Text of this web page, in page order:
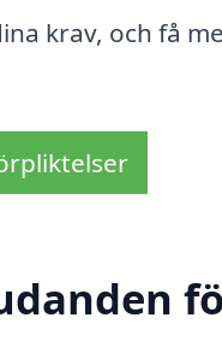
krav, och få